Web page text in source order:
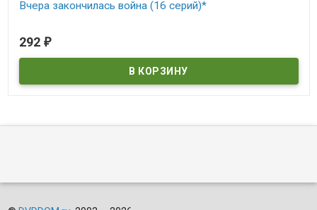
Вчера закончилась война (16 серий)*
292 ₽